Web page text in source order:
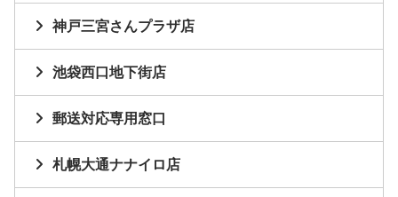
神戸三宮さんプラザ店
池袋西口地下街店
郵送対応専用窓口
札幌大通ナナイロ店